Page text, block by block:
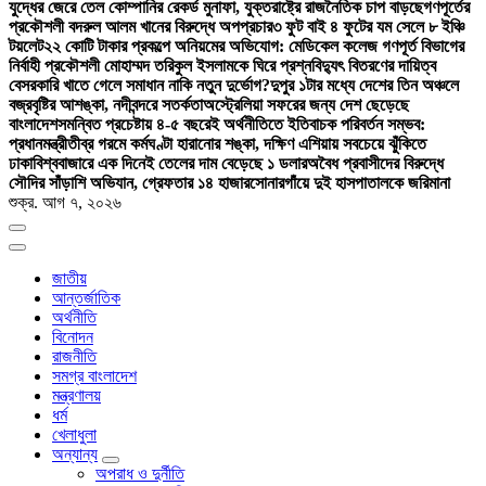
যুদ্ধের জেরে তেল কোম্পানির রেকর্ড মুনাফা, যুক্তরাষ্ট্রে রাজনৈতিক চাপ বাড়ছেগণপূর্তের
প্রকৌশলী বদরুল আলম খানের বিরুদ্ধে অপপ্রচার৩ ফুট বাই ৪ ফুটের যম সেলে ৮ ইঞ্চি
টয়লেট২২ কোটি টাকার প্রকল্পে অনিয়মের অভিযোগ: মেডিকেল কলেজ গণপূর্ত বিভাগের
নির্বাহী প্রকৌশলী মোহাম্মদ তরিকুল ইসলামকে ঘিরে প্রশ্নবিদ্যুৎ বিতরণের দায়িত্ব
বেসরকারি খাতে গেলে সমাধান নাকি নতুন দুর্ভোগ?দুপুর ১টার মধ্যে দেশের তিন অঞ্চলে
বজ্রবৃষ্টির আশঙ্কা, নদীবন্দরে সতর্কতাঅস্ট্রেলিয়া সফরের জন্য দেশ ছেড়েছে
বাংলাদেশসমন্বিত প্রচেষ্টায় ৪-৫ বছরেই অর্থনীতিতে ইতিবাচক পরিবর্তন সম্ভব:
প্রধানমন্ত্রীতীব্র গরমে কর্মঘণ্টা হারানোর শঙ্কা, দক্ষিণ এশিয়ায় সবচেয়ে ঝুঁকিতে
ঢাকাবিশ্ববাজারে এক দিনেই তেলের দাম বেড়েছে ১ ডলারঅবৈধ প্রবাসীদের বিরুদ্ধে
সৌদির সাঁড়াশি অভিযান, গ্রেফতার ১৪ হাজারসোনারগাঁয়ে দুই হাসপাতালকে জরিমানা
শুক্র. আগ ৭, ২০২৬
জাতীয়
আন্তর্জাতিক
অর্থনীতি
বিনোদন
রাজনীতি
সমগ্র বাংলাদেশ
মন্ত্রণালয়
ধর্ম
খেলাধুলা
অন্যান্য
অপরাধ ও দুর্নীতি